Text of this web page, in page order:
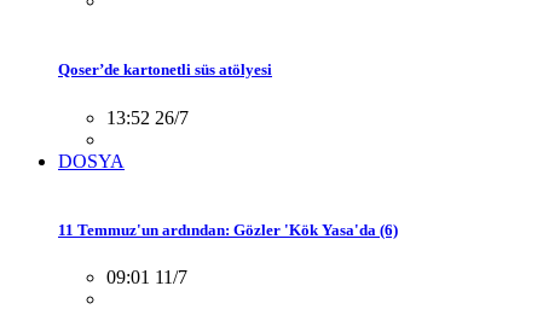
Qoser’de kartonetli süs atölyesi
13:52 26/7
DOSYA
11 Temmuz'un ardından: Gözler 'Kök Yasa'da (6)
09:01 11/7